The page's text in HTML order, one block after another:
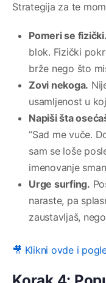
Strategija za te
Pomeri se fizički.
blok. Fizički
brže nego što
Zovi nekoga.
usamljenost u
Napiši šta
“Sad me vuče.
sam se loše
imenovanje
Urge surfing.
naraste, pa
zaustavljaš,
🎥 Klikni ovde i